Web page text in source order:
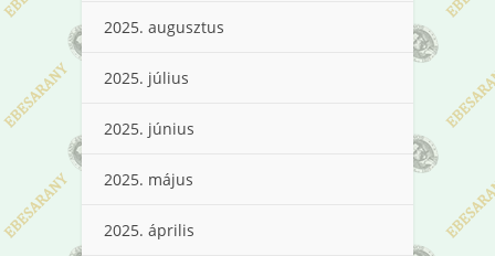
2025. augusztus
2025. július
2025. június
2025. május
2025. április